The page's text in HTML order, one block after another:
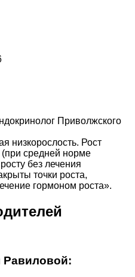
Приволжского
низкорослость. Рост
(при средней норме
без лечения
точки роста,
гормоном роста».